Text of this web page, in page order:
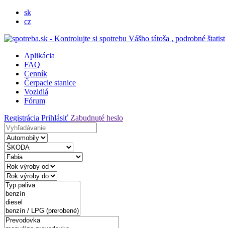
sk
cz
Aplikácia
FAQ
Cenník
Čerpacie stanice
Vozidlá
Fórum
Registrácia Prihlásiť Zabudnuté heslo